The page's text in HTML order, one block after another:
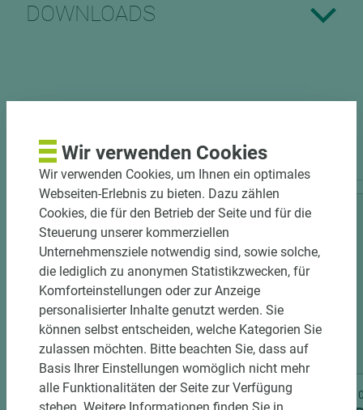
DOWNLOADS
PASSENDES ZUBEHÖR
3 weitere Varianten
Art.-Nr. 06300020263 Art.-Nr.
Wir verwenden Cookies
Wir verwenden Cookies, um Ihnen ein optimales
Webseiten-Erlebnis zu bieten. Dazu zählen
Cookies, die für den Betrieb der Seite und für die
Steuerung unserer kommerziellen
Unternehmensziele notwendig sind, sowie solche,
die lediglich zu anonymen Statistikzwecken, für
Komforteinstellungen oder zur Anzeige
personalisierter Inhalte genutzt werden. Sie
können selbst entscheiden, welche Kategorien Sie
zulassen möchten. Bitte beachten Sie, dass auf
Basis Ihrer Einstellungen womöglich nicht mehr
alle Funktionalitäten der Seite zur Verfügung
stehen. Weitere Informationen finden Sie in